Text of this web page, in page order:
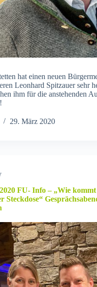
hat einen neuen
Leonhard Spitzauer sehr
ihm für die anstehenden
29. März 2020
FU- Info – „Wie
Steckdose“